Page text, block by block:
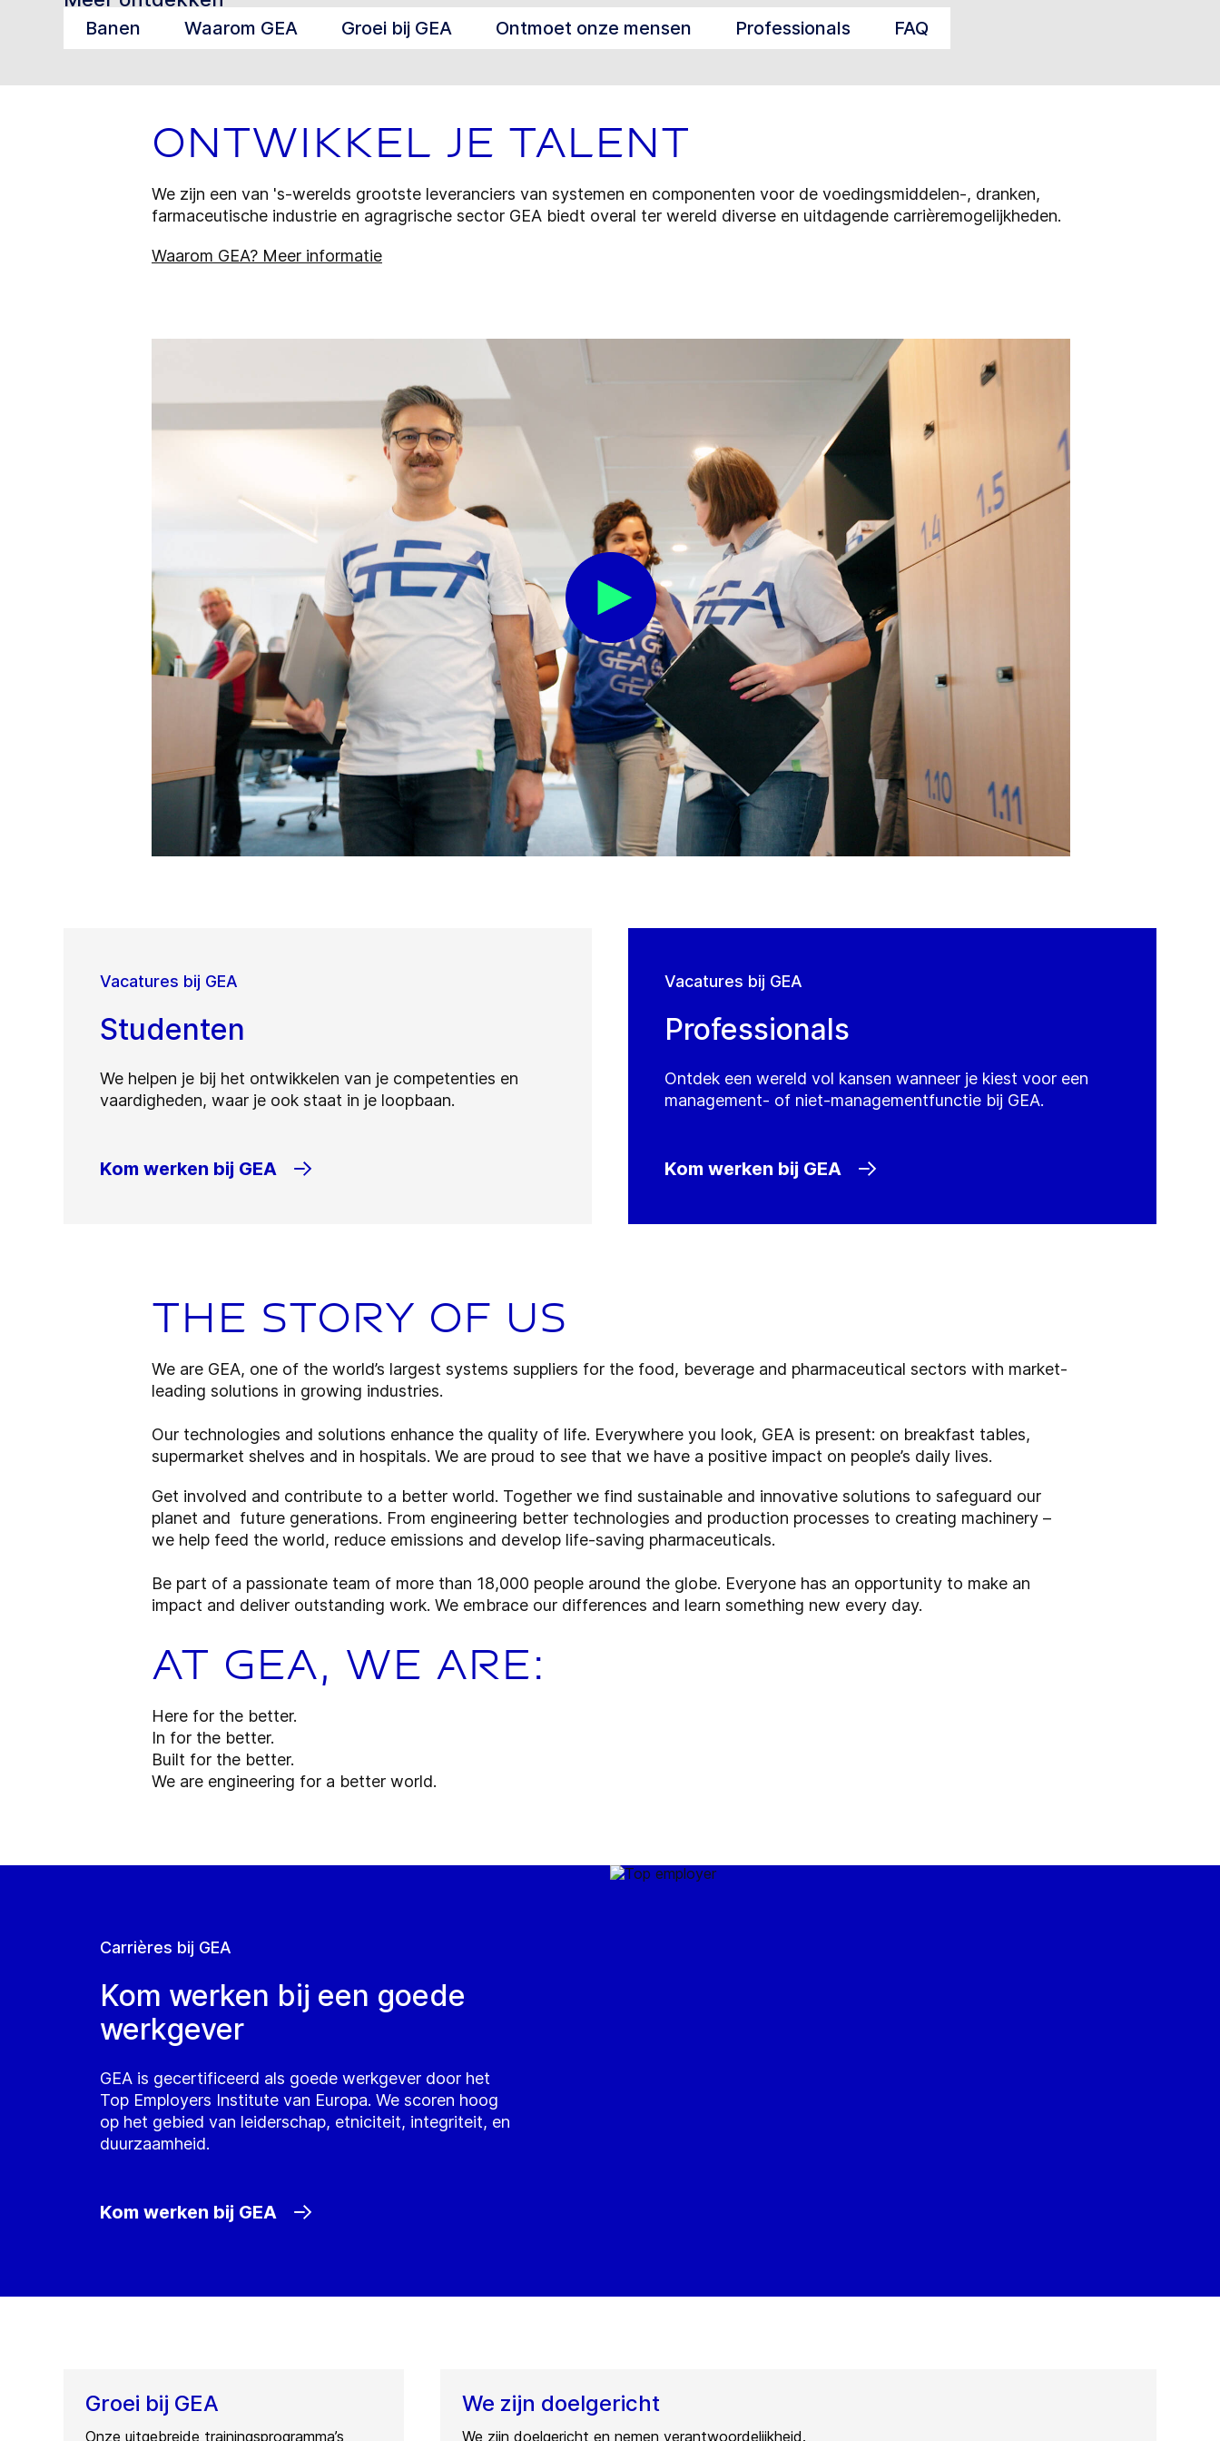
Banen Waarom GEA Groei bij GEA Ontmoet onze mensen Professionals FAQ
Ontwikkel je talent
We zijn een van 's-werelds grootste leveranciers van systemen en componenten voor de voedingsmiddelen-, dranken,
farmaceutische industrie en agragrische sector GEA biedt overal ter wereld diverse en uitdagende carrièremogelijkheden.
Waarom GEA? Meer informatie
Vacatures bij GEA
Studenten
We helpen je bij het ontwikkelen van je competenties en
vaardigheden, waar je ook staat in je loopbaan.
Kom werken bij GEA
Vacatures bij GEA
Professionals
Ontdek een wereld vol kansen wanneer je kiest voor een
management- of niet-managementfunctie bij GEA.
Kom werken bij GEA
The story of us
We are GEA, one of the world’s largest systems suppliers for the food, beverage and pharmaceutical sectors with market-
leading solutions in growing industries.
Our technologies and solutions enhance the quality of life. Everywhere you look, GEA is present: on breakfast tables,
supermarket shelves and in hospitals. We are proud to see that we have a positive impact on people’s daily lives.
Get involved and contribute to a better world. Together we find sustainable and innovative solutions to safeguard our
planet and future generations. From engineering better technologies and production processes to creating machinery –
we help feed the world, reduce emissions and develop life-saving pharmaceuticals.
Be part of a passionate team of more than 18,000 people around the globe. Everyone has an opportunity to make an
impact and deliver outstanding work. We embrace our differences and learn something new every day.
At GEA, we are:
Here for the better.
In for the better.
Built for the better.
We are engineering for a better world.
Carrières bij GEA
Kom werken bij een goede
werkgever
GEA is gecertificeerd als goede werkgever door het
Top Employers Institute van Europa. We scoren hoog
op het gebied van leiderschap, etniciteit, integriteit, en
duurzaamheid.
Kom werken bij GEA
Groei bij GEA
Onze uitgebreide trainingsprogramma’s
We zijn doelgericht
We zijn doelgericht en nemen verantwoordelijkheid.